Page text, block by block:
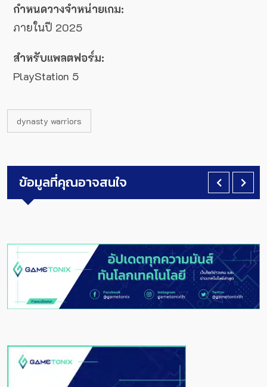
กำหนดวางจำหน่ายเกม:
ภายในปี 2025
สำหรับแพลตฟอร์ม:
PlayStation 5
dynasty warriors
ข้อมูลที่คุณอาจสนใจ